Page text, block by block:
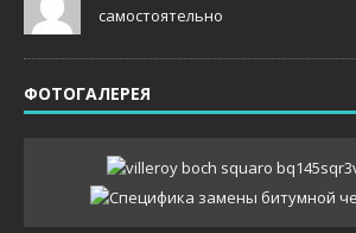
самостоятельно
ФОТОГАЛЕРЕЯ